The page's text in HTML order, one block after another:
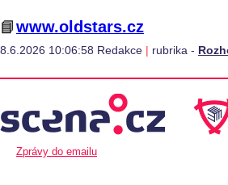
📘www.oldstars.cz
8.6.2026 10:06:58 Redakce rubrika -
Zprávy do emailu